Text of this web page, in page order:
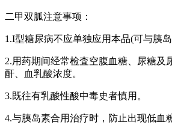
二甲双胍注意事项：
1.I型糖尿病不应单独应用本品(可与胰
2.用药期间经常检査空腹血糖、尿糖及
酐、血乳酸浓度。
3.既往有乳酸性酸中毒史者慎用。
4.与胰岛素合用治疗时，防止出现低血